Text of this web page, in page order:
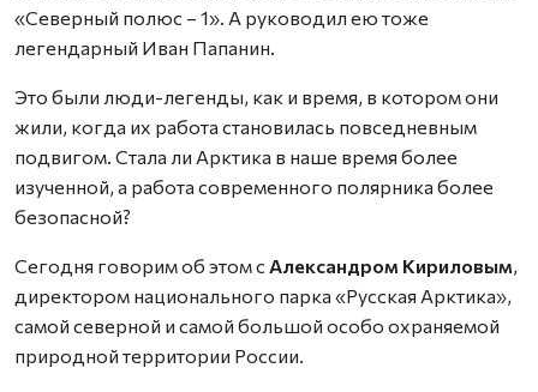
«Северный полюс – 1». А руководил ею тоже
легендарный Иван Папанин.
Это были люди-легенды, как и время, в котором они
жили, когда их работа становилась повседневным
подвигом. Стала ли Арктика в наше время более
изученной, а работа современного полярника более
безопасной?
Сегодня говорим об этом с Александром Кириловым,
директором национального парка «Русская Арктика»,
самой северной и самой большой особо охраняемой
природной территории России.